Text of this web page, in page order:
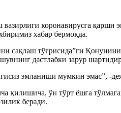
коронавирусга қарши
хабар бермоқда.
сақлаш тўғрисида”ги
дастлабки зарур
эмланиши мумкин эмас”, -
ўн тўрт ёшга
беради.